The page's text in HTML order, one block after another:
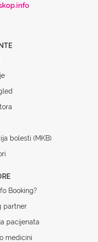
bolesti (MKB)
Booking?
partner
pacijenata
medicini